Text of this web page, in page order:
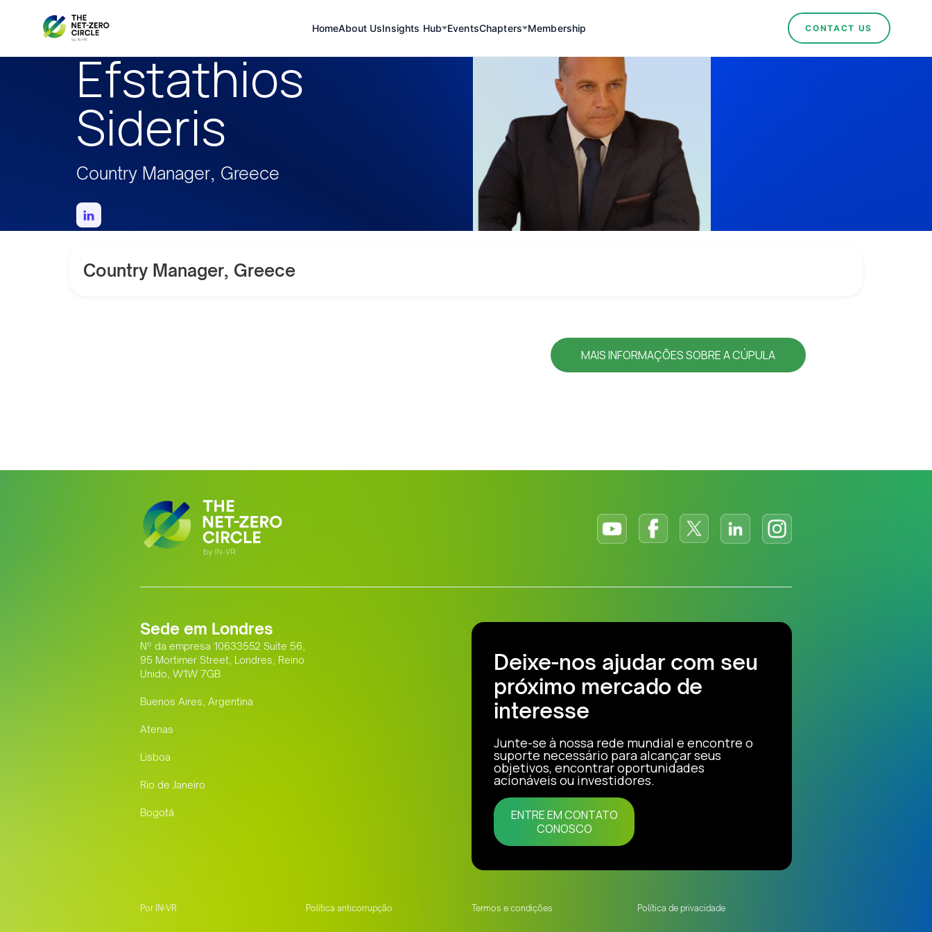
HomeAbout UsInsights Hub EventsChapters Membership CONTACT US
Efstathios
Sideris
Country Manager, Greece
Country Manager, Greece
MAIS INFORMAÇÕES SOBRE A CÚPULA
Sede em Londres
Nº da empresa 10633552 Suite 56,
95 Mortimer Street, Londres, Reino
Unido, W1W 7GB
Buenos Aires, Argentina
Atenas
Lisboa
Rio de Janeiro
Bogotá
Deixe-nos ajudar com seu
próximo mercado de
interesse
Junte-se à nossa rede mundial e encontre o
suporte necessário para alcançar seus
objetivos, encontrar oportunidades
acionáveis ou investidores.
ENTRE EM CONTATO
CONOSCO
Por IN-VR Política anticorrupção Termos e condições Política de privacidade